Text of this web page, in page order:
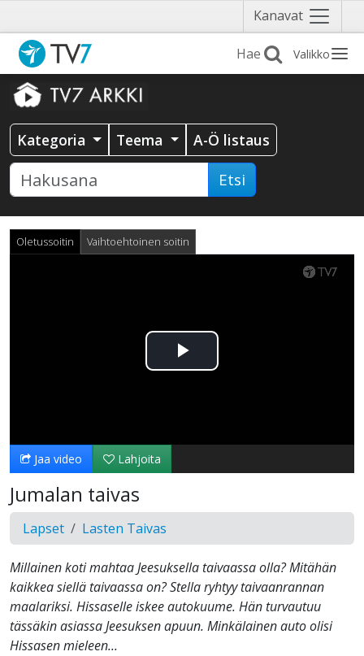
Kanavat Näytä
valikko
Valikko
Kategoria Teema A-Ö listaus
Etsi
Oletussoitin Vaihtoehtoinen soitin
Toista
Jaa video Lahjoita
Jumalan taivas
Lapset Lasten Taivas
Millainen koti mahtaa Jeesuksella taivaassa olla? Mitähän
kaikkea siellä taivaassa on? Stella ryhtyy taivaanrannan
maalariksi. Hissaselle iskee autokuume. Hän turvautuu
tässäkin asiassa Jeesuksen apuun. Minkälainen auto olisi
Hissasen mieleen...